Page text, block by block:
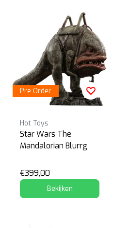
Pre Order
Hot Toys
Star Wars The
Mandalorian Blurrg
€399,00
Bekijken